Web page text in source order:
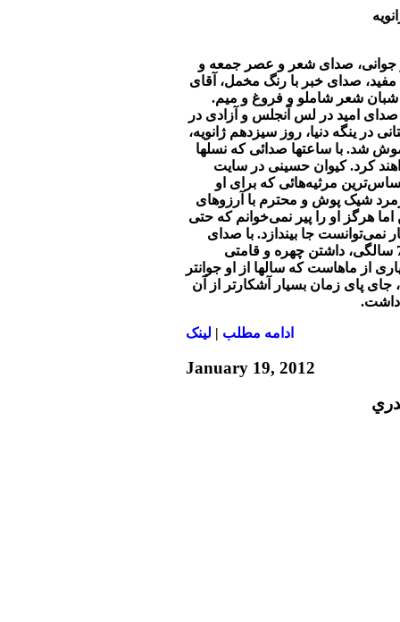
صدای شعر و عصر جمعه و
مفید، صدای خبر با رنگ مخمل، آقای
نیمه شبان شعر شاملو و فروغ و میم.
صدای امید در لس آنجلس و آزادی در
در ینگه دنیا، روز سیزدهم ژانویه،
شد. با ساعتها صدائی که نسلها
کرد. کیوان حسینی در سایت
مرثیه‌هائی که برای او
شیک پوش و محترم با آرزوهای
هرگز او را پیر نمی‌خوانم که حتی
نمی‌توانست جا بیندازد. با صدای
جوانش جوان ماند و در 77 سالگی، داشتن چهره و قامتی
از ماهاست که سالها از او جوانتر
جای پای زمان بسیار آشکارتر از آن
داشت.
ادامه مطلب | لينک
January 19, 2012